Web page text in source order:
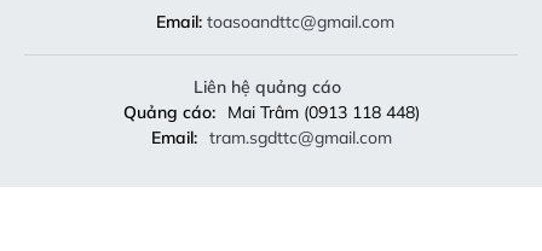
Email: toasoandttc@gmail.com
Liên hệ quảng cáo
Quảng cáo:
Mai Trâm (0913 118 448)
Email: tram.sgdttc@gmail.com